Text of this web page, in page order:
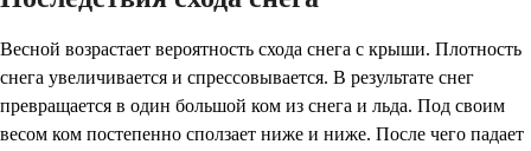
Весной возрастает вероятность схода снега с крыши. Плотность
снега увеличивается и спрессовывается. В результате снег
превращается в один большой ком из снега и льда. Под своим
весом ком постепенно сползает ниже и ниже. После чего падает